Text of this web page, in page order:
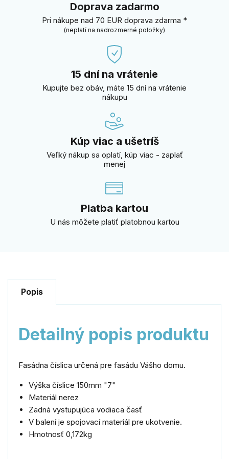
Doprava zadarmo
Pri nákupe nad 70 EUR doprava zdarma *
(neplatí na nadrozmerné položky)
15 dní na vrátenie
Kupujte bez obáv, máte 15 dní na vrátenie
nákupu
Kúp viac a ušetríš
Veľký nákup sa oplatí, kúp viac - zaplať
menej
Platba kartou
U nás môžete platiť platobnou kartou
Popis
Detailný popis produktu
Fasádna číslica určená pre fasádu Vášho domu.
Výška číslice 150mm "7"
Materiál nerez
Zadná vystupujúca vodiaca časť
V balení je spojovací materiál pre ukotvenie.
Hmotnosť 0,172kg